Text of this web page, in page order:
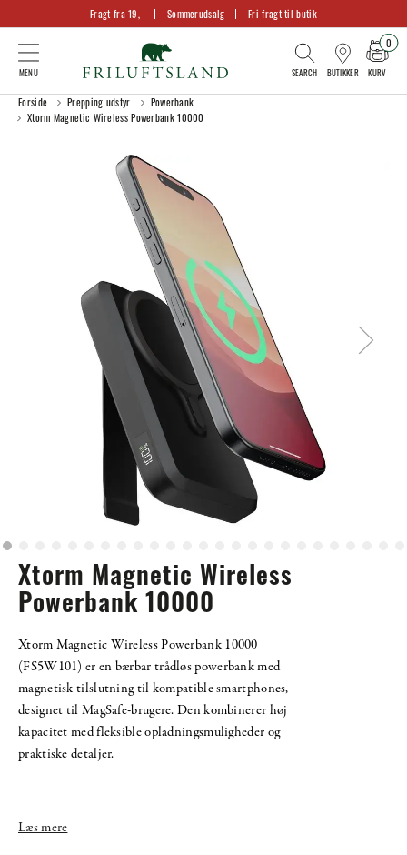
Fragt fra 19,- Sommerudsalg Fri fragt til butik
BUTIKKER KURV
0
Forside Prepping udstyr
Powerbank
Xtorm Magnetic Wireless Powerbank 10000
Xtorm Magnetic Wireless
Powerbank 10000
Xtorm Magnetic Wireless Powerbank 10000
(FS5W101) er en bærbar trådløs powerbank med
magnetisk tilslutning til kompatible smartphones,
designet til MagSafe-brugere. Den kombinerer høj
kapacitet med fleksible opladningsmuligheder og
praktiske detaljer.
Læs mere